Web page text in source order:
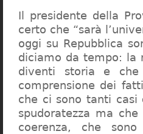
Il presidente della
certo che “sarà
oggi su Repubblica
diciamo da tempo: la
diventi storia e
comprensione dei
che ci sono tanti casi
spudoratezza ma
coerenza, che